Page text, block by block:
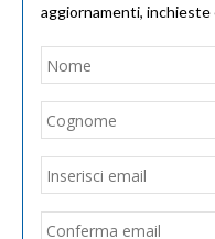
aggiornamenti,
Nome
Email